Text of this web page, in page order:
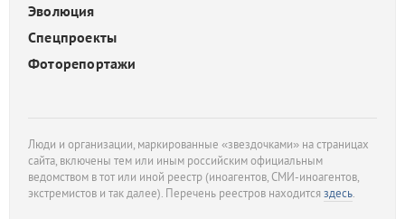
Эволюция
Спецпроекты
Фоторепортажи
Люди и организации, маркированные «звездочками» на страницах
сайта, включены тем или иным российским официальным
ведомством в тот или иной реестр (иноагентов, СМИ-иноагентов,
экстремистов и так далее). Перечень реестров находитсяздесь.